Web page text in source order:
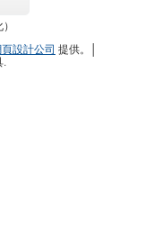
設計公司 提供。│